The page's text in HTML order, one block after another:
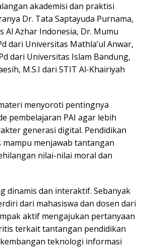
akademisi dan praktisi
Dr. Tata Saptayuda Purnama,
Al Azhar Indonesia, Dr. Mumu
dari Universitas Mathla’ul Anwar,
dari Universitas Islam Bandung,
M.S.I dari STIT Al-Khairiyah
menyoroti pentingnya
pembelajaran PAI agar lebih
generasi digital. Pendidikan
menjawab tantangan
nilai-nilai moral dan
dinamis dan interaktif. Sebanyak
dari mahasiswa dan dosen dari
aktif mengajukan pertanyaan
terkait tantangan pendidikan
teknologi informasi